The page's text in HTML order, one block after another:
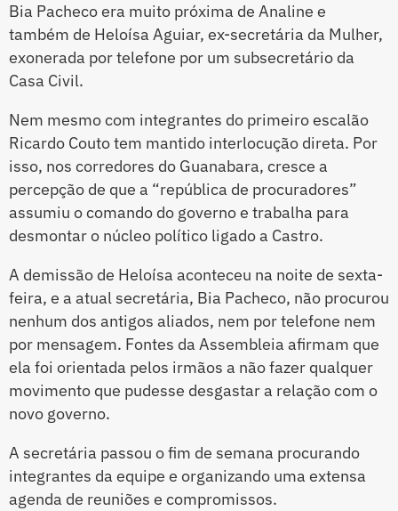
Bia Pacheco era muito próxima de Analine e
também de Heloísa Aguiar, ex-secretária da Mulher,
exonerada por telefone por um subsecretário da
Casa Civil.
Nem mesmo com integrantes do primeiro escalão
Ricardo Couto tem mantido interlocução direta. Por
isso, nos corredores do Guanabara, cresce a
percepção de que a “república de procuradores”
assumiu o comando do governo e trabalha para
desmontar o núcleo político ligado a Castro.
A demissão de Heloísa aconteceu na noite de sexta-
feira, e a atual secretária, Bia Pacheco, não procurou
nenhum dos antigos aliados, nem por telefone nem
por mensagem. Fontes da Assembleia afirmam que
ela foi orientada pelos irmãos a não fazer qualquer
movimento que pudesse desgastar a relação com o
novo governo.
A secretária passou o fim de semana procurando
integrantes da equipe e organizando uma extensa
agenda de reuniões e compromissos.